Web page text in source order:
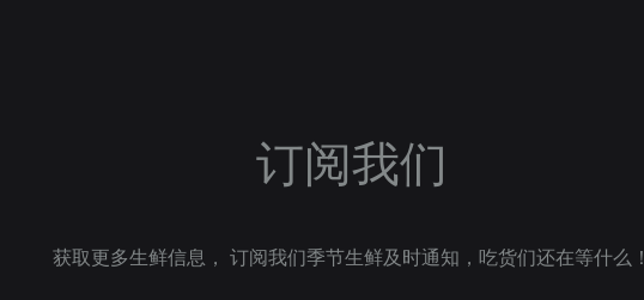
订阅我们
获取更多生鲜信息， 订阅我们季节生鲜及时通知，吃货们还在等什么！